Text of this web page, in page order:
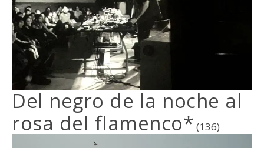
Del negro de la noche al
rosa del flamenco* (136)